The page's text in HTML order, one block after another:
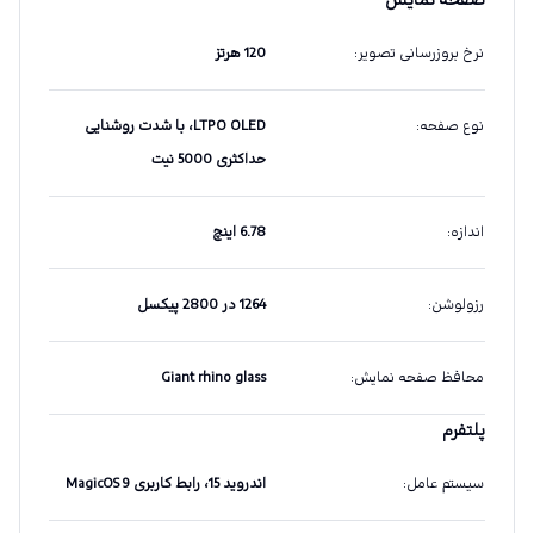
نرخ بروزرسانی تصویر: 120 هرتز
نوع صفحه:
LTPO OLED، با شدت روشنایی
حداکثری 5000 نیت
اندازه: 6.78 اینچ
رزولوشن: 1264 در 2800 پیکسل
محافظ صفحه نمایش:
Giant rhino glass
پلتفرم
سیستم عامل: اندروید 15، رابط کاربری MagicOS 9